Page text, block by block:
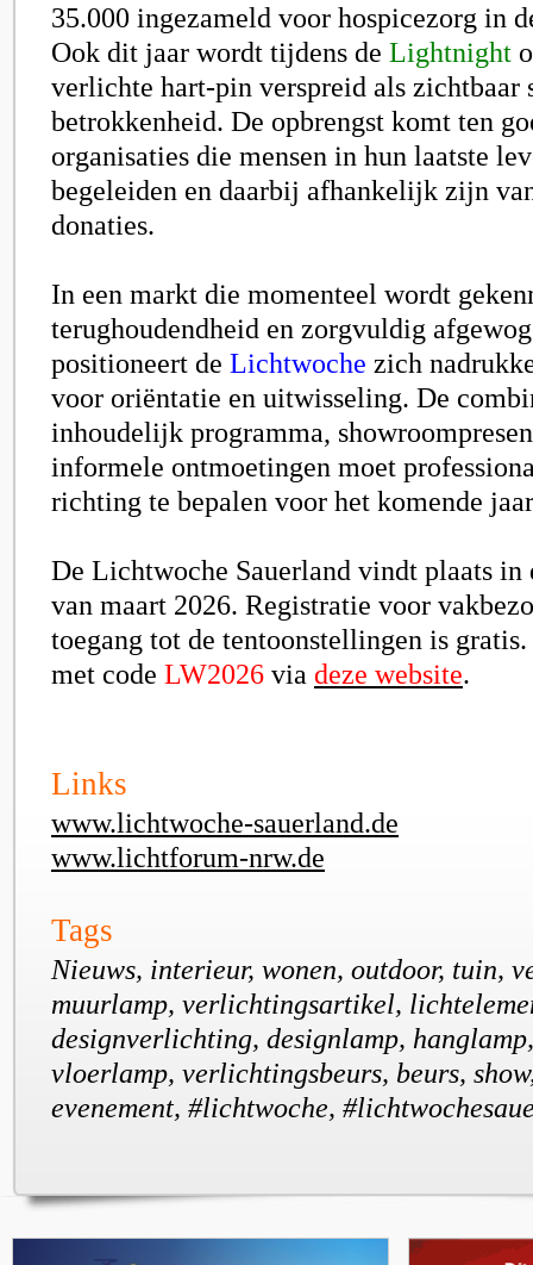
35.000 ingezameld voor hospicezorg in
Ook dit jaar wordt tijdens de Lightnight
verlichte hart-pin verspreid als zichtbaar
betrokkenheid. De opbrengst komt ten
organisaties die mensen in hun laatste
begeleiden en daarbij afhankelijk zijn
donaties.
In een markt die momenteel wordt
terughoudendheid en zorgvuldig
positioneert de Lichtwoche zich
voor oriëntatie en uitwisseling. De
inhoudelijk programma,
informele ontmoetingen moet
richting te bepalen voor het komende
De Lichtwoche Sauerland vindt plaats in
van maart 2026. Registratie voor
toegang tot de tentoonstellingen is
met code LW2026 via deze website.
Links
www.lichtwoche-sauerland.de
www.lichtforum-nrw.de
Tags
Nieuws, interieur, wonen, outdoor, tuin,
muurlamp, verlichtingsartikel,
designverlichting, designlamp,
vloerlamp, verlichtingsbeurs, beurs,
evenement, #lichtwoche,